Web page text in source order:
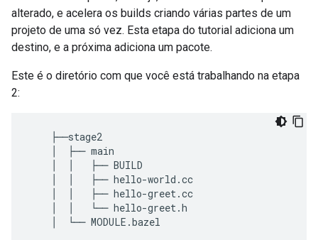
alterado, e acelera os builds criando várias partes de um
projeto de uma só vez. Esta etapa do tutorial adiciona um
destino, e a próxima adiciona um pacote.
Este é o diretório com que você está trabalhando na etapa
2:
    ├──stage2
    │  ├── main
    │  │   ├── BUILD
    │  │   ├── hello-world.cc
    │  │   ├── hello-greet.cc
    │  │   └── hello-greet.h